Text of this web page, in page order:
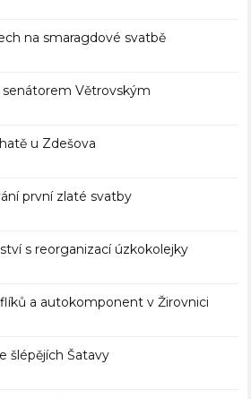
na smaragdové svatbě
Větrovským
u Zdešova
první zlaté svatby
s reorganizací úzkokolejky
a autokomponent v Žirovnici
šlépějích Šatavy